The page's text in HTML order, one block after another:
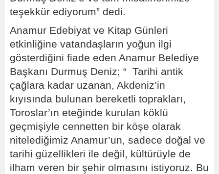
teşekkür ediyorum” dedi.
Anamur Edebiyat ve Kitap Günleri
etkinliğine vatandaşların yoğun ilgi
gösterdiğini fiade eden Anamur Belediye
Başkanı Durmuş Deniz; “ Tarihi antik
çağlara kadar uzanan, Akdeniz’in
kıyısında bulunan bereketli toprakları,
Toroslar’ın eteğinde kurulan köklü
geçmişiyle cennetten bir köşe olarak
nitelediğimiz Anamur’un, sadece doğal ve
tarihi güzellikleri ile değil, kültürüyle de
ilham veren bir şehir olmasını istiyoruz. Bu